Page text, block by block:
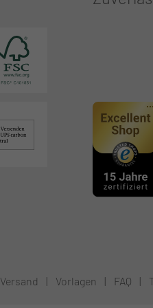
Versand | Vorlagen | FAQ |